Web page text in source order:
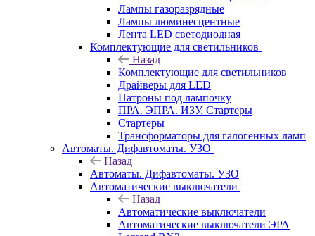
Лампы газоразрядные
Лампы люминесцентные
Лента LED светодиодная
Комплектующие для светильников
Назад
Комплектующие для светильников
Драйверы для LED
Патроны под лампочку
ПРА. ЭПРА. ИЗУ. Стартеры
Стартеры
Трансформаторы для галогенных ламп
Автоматы. Дифавтоматы. УЗО
Назад
Автоматы. Дифавтоматы. УЗО
Автоматические выключатели
Назад
Автоматические выключатели
Автоматические выключатели ЭРА